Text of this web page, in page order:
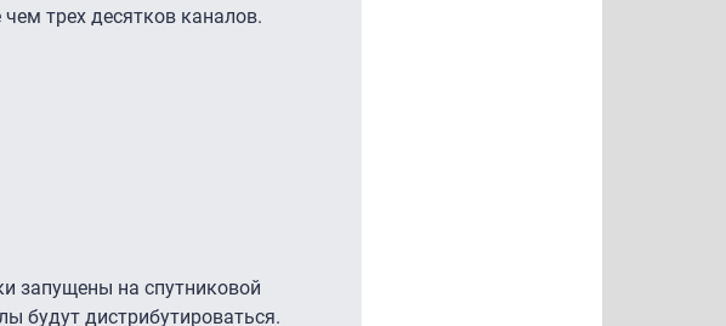
трех десятков каналов.
запущены на спутниковой
будут дистрибутироваться.